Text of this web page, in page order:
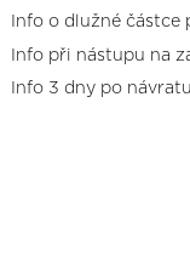
Info o dlužné částce
Info při nástupu na
Info 3 dny po